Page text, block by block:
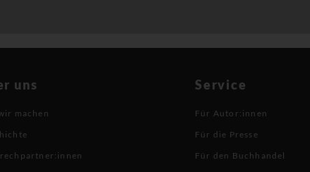
uns
machen
Service
Für Autor:innen
Für die Presse
Für den Buchhandel